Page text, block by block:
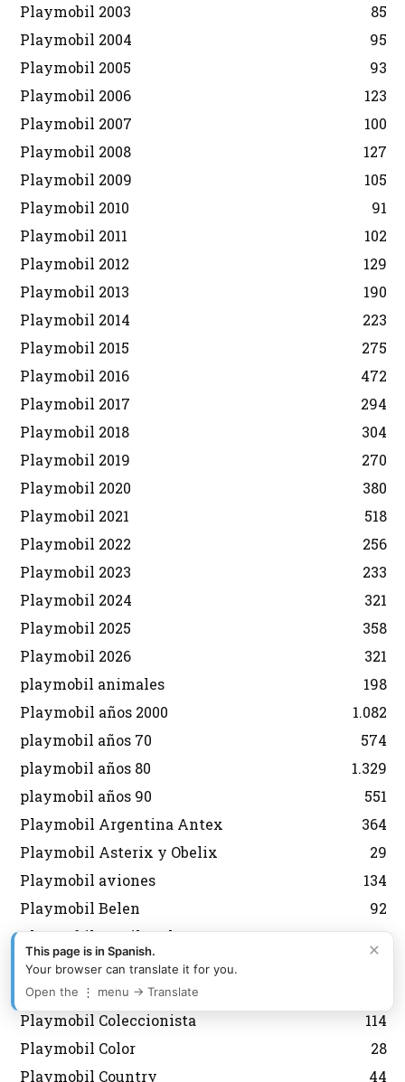
Playmobil 2003
85
Playmobil 2004
95
Playmobil 2005
93
Playmobil 2006
123
Playmobil 2007
100
Playmobil 2008
127
Playmobil 2009
105
Playmobil 2010
91
Playmobil 2011
102
Playmobil 2012
129
Playmobil 2013
190
Playmobil 2014
223
Playmobil 2015
275
Playmobil 2016
472
Playmobil 2017
294
Playmobil 2018
304
Playmobil 2019
270
Playmobil 2020
380
Playmobil 2021
518
Playmobil 2022
256
Playmobil 2023
233
Playmobil 2024
321
Playmobil 2025
358
Playmobil 2026
321
playmobil animales
198
Playmobil años 2000
1.082
playmobil años 70
574
playmobil años 80
1.329
playmobil años 90
551
Playmobil Argentina Antex
364
Playmobil Asterix y Obelix
29
Playmobil aviones
134
Playmobil Belen
92
Playmobil Brasil Trol
177
Playmobil Carrefour
Playmobil City
Playmobil Coleccionista
114
Playmobil Color
28
Playmobil Country
44
×
This page is in Spanish.
Your browser can translate it for you.
Open the ⋮ menu → Translate